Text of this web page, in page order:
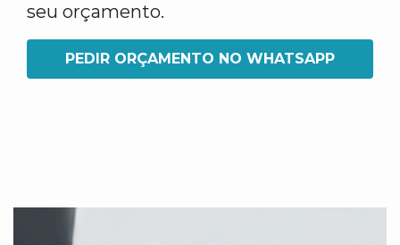
seu orçamento.
PEDIR ORÇAMENTO NO WHATSAPP